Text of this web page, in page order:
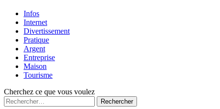
Infos
Internet
Divertissement
Pratique
Argent
Entreprise
Maison
Tourisme
Cherchez ce que vous voulez
Rechercher :